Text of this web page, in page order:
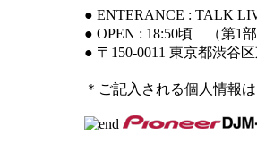
● ENTERANCE : TALK
● OPEN : 18:50頃 （第1
● 〒150-0011 東京都渋谷
＊ご記入される個人情報